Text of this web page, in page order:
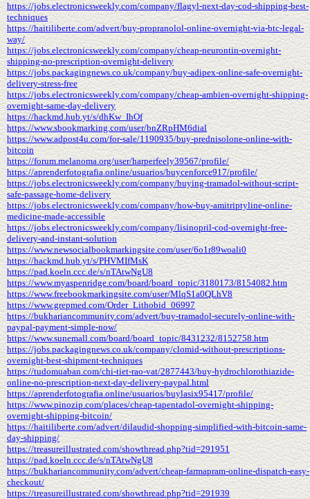
https://jobs.electronicsweekly.com/company/flagyl-next-day-cod-shipping-best-
techniques
https://haitiliberte.com/advert/buy-propranolol-online-overnight-via-btc-legal-
way/
https://jobs.electronicsweekly.com/company/cheap-neurontin-overnight-
shipping-no-prescription-overnight-delivery
https://jobs.packagingnews.co.uk/company/buy-adipex-online-safe-overnight-
delivery-stress-free
https://jobs.electronicsweekly.com/company/cheap-ambien-overnight-shipping-
overnight-same-day-delivery
https://hackmd.hub.yt/s/dhKw_IhOf
https://www.sbookmarking.com/user/bnZRpHM6dial
https://www.adpost4u.com/for-sale/1190935/buy-prednisolone-online-with-
bitcoin
https://forum.melanoma.org/user/harperfeely39567/profile/
https://aprenderfotografia.online/usuarios/buycenforce917/profile/
https://jobs.electronicsweekly.com/company/buying-tramadol-without-script-
safe-passage-home-delivery
https://jobs.electronicsweekly.com/company/how-buy-amitriptyline-online-
medicine-made-accessible
https://jobs.electronicsweekly.com/company/lisinopril-cod-overnight-free-
delivery-and-instant-solution
https://www.newsocialbookmarkingsite.com/user/6o1r89woali0
https://hackmd.hub.yt/s/PHVMIfMsK
https://pad.koeln.ccc.de/s/nTAtwNgU8
https://www.myaspenridge.com/board/board_topic/3180173/8154082.htm
https://www.freebookmarkingsite.com/user/MlqS1a0QLhV8
https://www.grepmed.com/Order_Lithobid_06997
https://bukhariancommunity.com/advert/buy-tramadol-securely-online-with-
paypal-payment-simple-now/
https://www.sunemall.com/board/board_topic/8431232/8152758.htm
https://jobs.packagingnews.co.uk/company/clomid-without-prescriptions-
overnight-best-shipment-techniques
https://tudomuaban.com/chi-tiet-rao-vat/2877443/buy-hydrochlorothiazide-
online-no-prescription-next-day-delivery-paypal.html
https://aprenderfotografia.online/usuarios/buylasix95417/profile/
https://www.pinozip.com/places/cheap-tapentadol-overnight-shipping-
overnight-shipping-bitcoin/
https://haitiliberte.com/advert/dilaudid-shopping-simplified-with-bitcoin-same-
day-shipping/
https://treasureillustrated.com/showthread.php?tid=291951
https://pad.koeln.ccc.de/s/nTAtwNgU8
https://bukhariancommunity.com/advert/cheap-farmapram-online-dispatch-easy-
checkout/
https://treasureillustrated.com/showthread.php?tid=291939